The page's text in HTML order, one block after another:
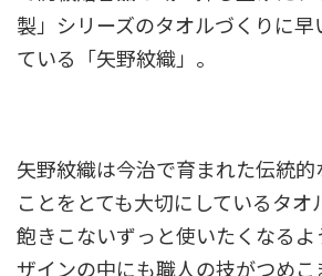
製」シリーズのタオルづくりに
ている「矢野紋織」。
矢野紋織は今治で育まれた伝統
ことをとても大切にしているタオ
飽きこないずっと使いたくなる
ザインの中にも職人の技がつめこ